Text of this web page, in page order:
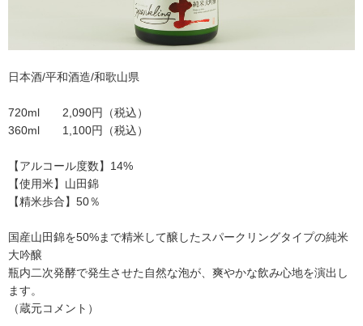
日本酒/平和酒造/和歌山県
720ml 2,090円（税込）
360ml 1,100円（税込）
【アルコール度数】14%
【使用米】山田錦
【精米歩合】50％
国産山田錦を50%まで精米して醸したスパークリングタイプの純米
大吟醸
瓶内二次発酵で発生させた自然な泡が、爽やかな飲み心地を演出し
ます。
（蔵元コメント）